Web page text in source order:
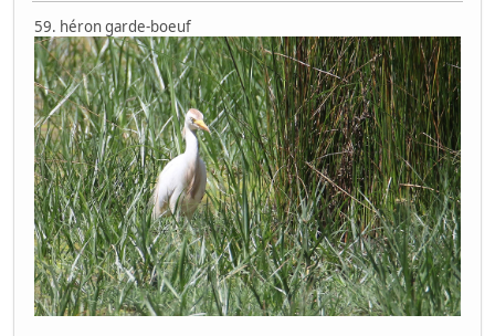
59. héron garde-boeuf